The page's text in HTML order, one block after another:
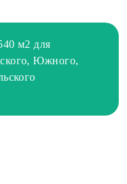
м2 для
Южного,